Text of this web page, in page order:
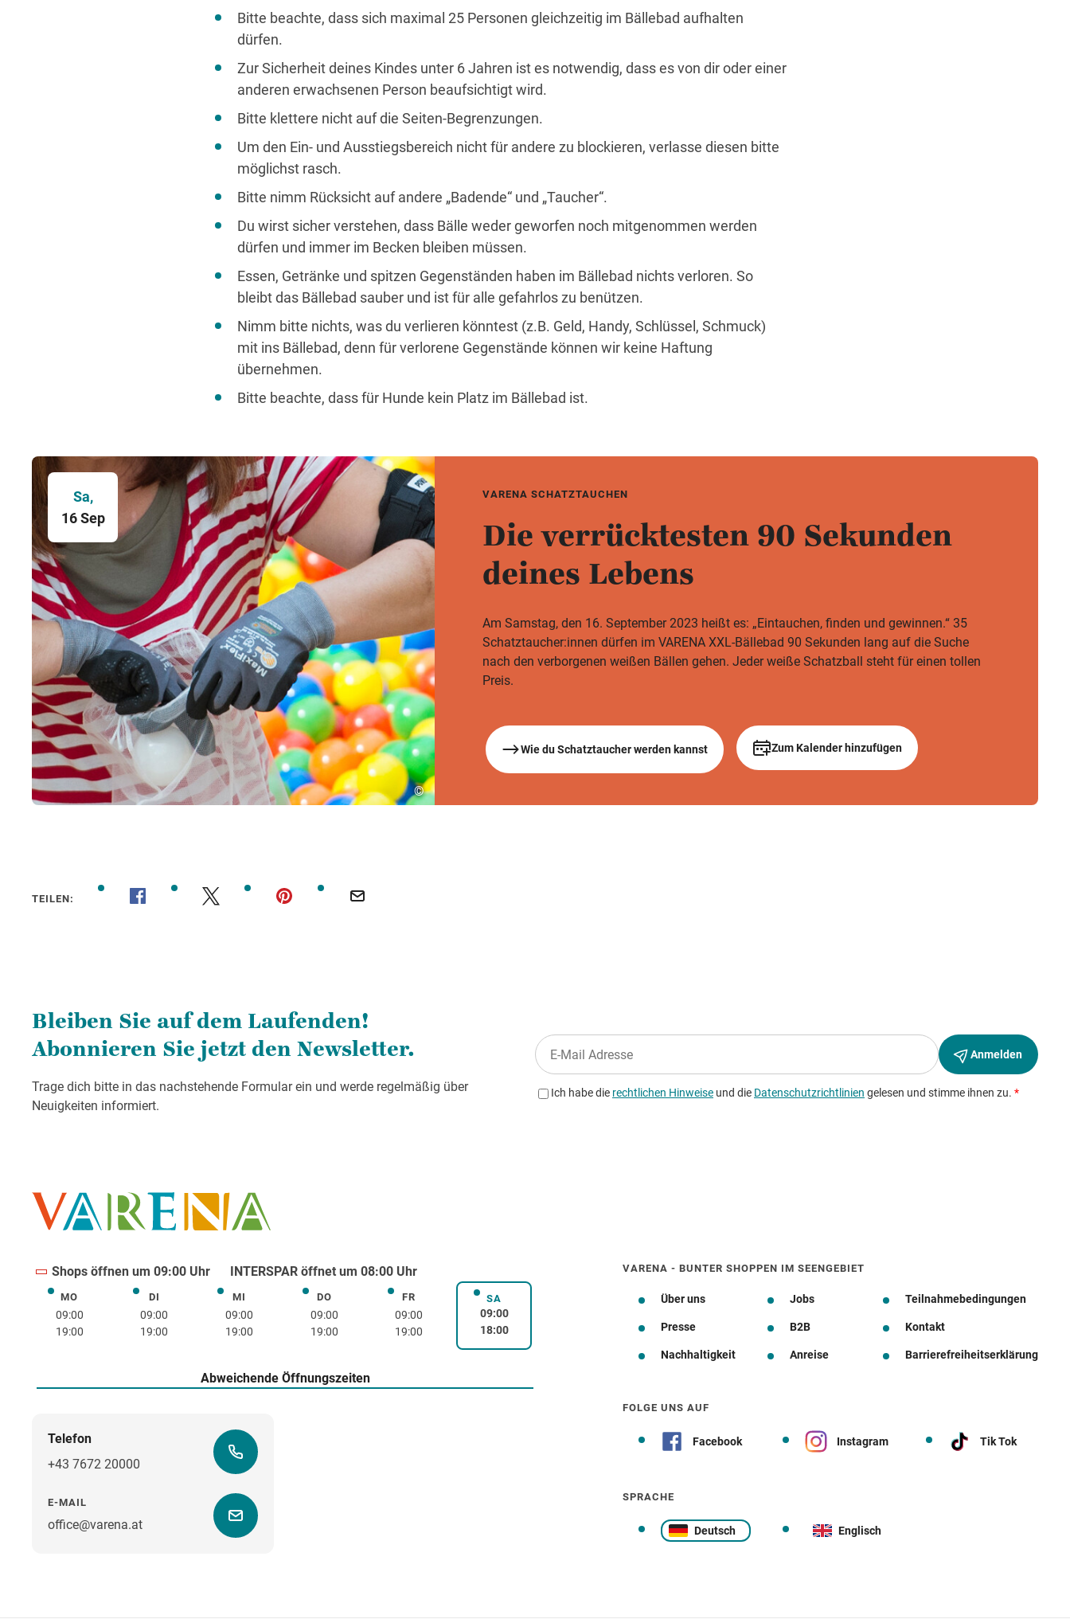
Bitte beachte, dass sich maximal 25 Personen gleichzeitig im Bällebad aufhalten
dürfen.
Zur Sicherheit deines Kindes unter 6 Jahren ist es notwendig, dass es von dir oder einer
anderen erwachsenen Person beaufsichtigt wird.
Bitte klettere nicht auf die Seiten-Begrenzungen.
Um den Ein- und Ausstiegsbereich nicht für andere zu blockieren, verlasse diesen bitte
möglichst rasch.
Bitte nimm Rücksicht auf andere „Badende“ und „Taucher“.
Du wirst sicher verstehen, dass Bälle weder geworfen noch mit­genommen werden
dürfen und immer im Becken bleiben müssen.
Essen, Getränke und spitzen Gegenständen haben im Bällebad nichts verloren. So
bleibt das Bällebad sauber und ist für alle gefahrlos zu benützen.
Nimm bitte nichts, was du verlieren könntest (z.B. Geld, Handy, Schlüssel, Schmuck)
mit ins Bällebad, denn für verlorene Gegenstände können wir keine Haftung
übernehmen.
Bitte beachte, dass für Hunde kein Platz im Bällebad ist.
©
Sa,
16 Sep
VARENA SCHATZTAUCHEN
Die verrücktesten 90 Sekunden
deines Lebens
Am Samstag, den 16. September 2023 heißt es: „Eintauchen, finden und gewinnen.“ 35
Schatztaucher:innen dürfen im VARENA XXL-Bällebad 90 Sekunden lang auf die Suche
nach den verborgenen weißen Bällen gehen. Jeder weiße Schatzball steht für einen tollen
Preis.
Wie du Schatztaucher werden kannst Zum Kalender hinzufügen
TEILEN:
Shops öffnen um 09:00 Uhr INTERSPAR öffnet um 08:00 Uhr
MOMontag
09:00
19:00
DIDienstag
09:00
19:00
MIMittwoch
09:00
19:00
DODonnerstag
09:00
19:00
FRFreitag
09:00
19:00
SASamstag
09:00
18:00
Abweichende Öffnungszeiten
Telefon
+43 7672 20000
E-MAIL
office@varena.at
VARENA - BUNTER SHOPPEN IM SEENGEBIET
Über uns Jobs Teilnahmebedingungen
Presse B2B Kontakt
Nachhaltigkeit Anreise Barrierefreiheitserklärung
FOLGE UNS AUF
Facebook Instagram Tik Tok
SPRACHE
Deutsch Englisch